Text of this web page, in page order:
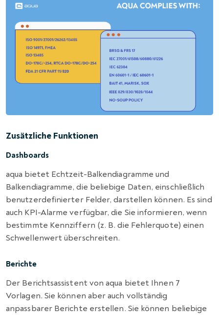
Zusätzliche Funktionen
Dashboards
aqua bietet Echtzeit-Balkendiagramme und
Balkendiagramme, die beliebige Daten, einschließlich
benutzerdefinierter Felder, darstellen können. Es sind
auch KPI-Alarme verfügbar, die Sie informieren, wenn
bestimmte Kennziffern (z. B. die Fehlerquote) einen
Schwellenwert überschreiten.
Berichte
Der Berichtsassistent von aqua bietet Ihnen 7
Vorlagen. Sie können aber auch vollständig
anpassbarer Berichte erstellen. Sie können beliebige